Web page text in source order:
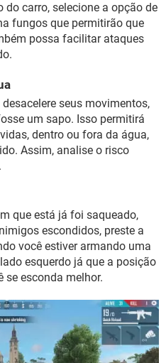
carro, selecione a opção de
fungos que permitirão que
possa facilitar ataques
seus movimentos,
um sapo. Isso permitirá
dentro ou fora da água,
Assim, analise o risco
que está já foi saqueado,
escondidos, preste a
você estiver armando uma
esquerdo já que a posição
se esconda melhor.